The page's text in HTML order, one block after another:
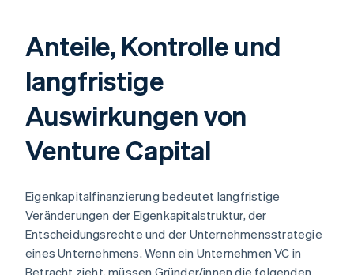
Anteile, Kontrolle und
langfristige
Auswirkungen von
Venture Capital
Eigenkapitalfinanzierung bedeutet langfristige
Veränderungen der Eigenkapitalstruktur, der
Entscheidungsrechte und der Unternehmensstrategie
eines Unternehmens. Wenn ein Unternehmen VC in